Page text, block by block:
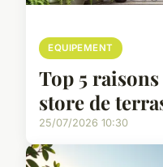
EQUIPEMENT
Top 5
store de
25/07/2026 10:30